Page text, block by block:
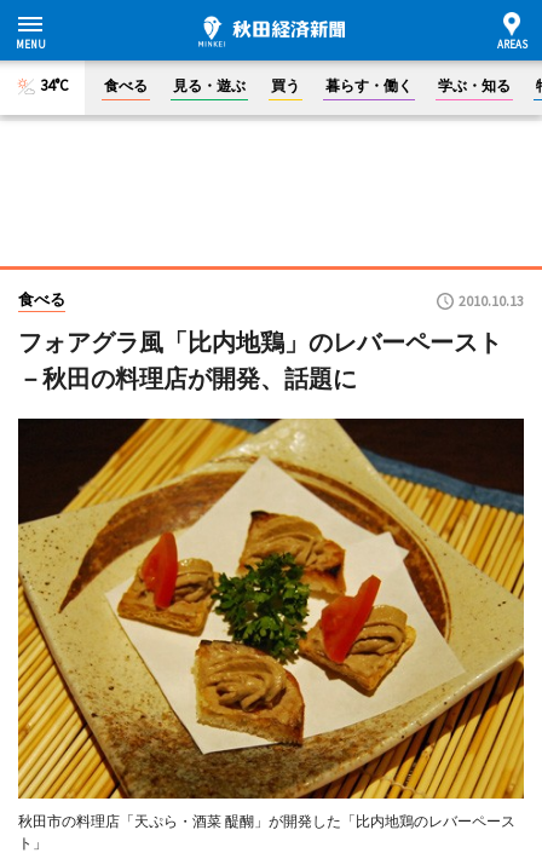
34°C 食べる 見る・遊ぶ 買う 暮らす・働く 学ぶ・知る
食べる 2010.10.13
フォアグラ風「比内地鶏」のレバーペースト
－秋田の料理店が開発、話題に
秋田市の料理店「天ぷら・酒菜 醍醐」が開発した「比内地鶏のレバーペース
ト」